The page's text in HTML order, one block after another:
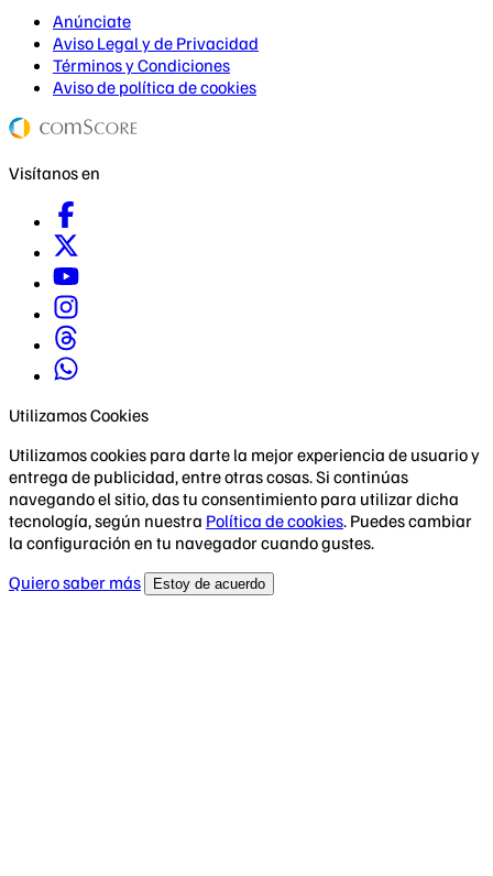
Anúnciate
Aviso Legal y de Privacidad
Términos y Condiciones
Aviso de política de cookies
Visítanos en
Utilizamos Cookies
Utilizamos cookies para darte la mejor experiencia de usuario y
entrega de publicidad, entre otras cosas. Si continúas
navegando el sitio, das tu consentimiento para utilizar dicha
tecnología, según nuestra Política de cookies. Puedes cambiar
la configuración en tu navegador cuando gustes.
Quiero saber más
Estoy de acuerdo